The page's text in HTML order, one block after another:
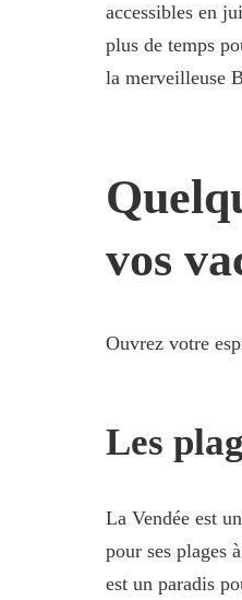
accessibles en
plus de temps
la merveilleuse
vos
Ouvrez votre
Les
La Vendée est
pour ses plages
est un paradis